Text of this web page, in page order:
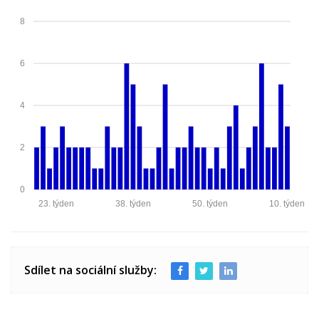
0
2
4
6
8
10. týden
50. týden
38. týden
23. týden
Sdílet na sociální služby: